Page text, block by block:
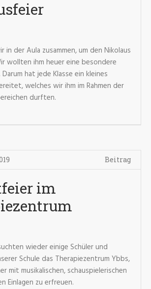
in der Aula zusammen, um den Nikolaus
wollten ihm heuer eine besondere
hat jede Klasse ein kleines
welches wir ihm im Rahmen der
durften.
Beitrag
im
wieder einige Schüler und
Schule das Therapiezentrum Ybbs,
mit musikalischen, schauspielerischen
Einlagen zu erfreuen.